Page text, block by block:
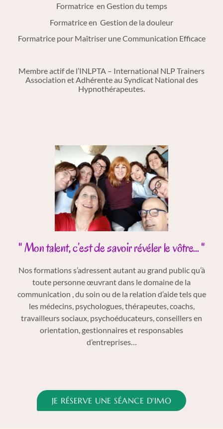
Formatrice en Gestion du temps
Formatrice en Gestion de la douleur
Formatrice pour Maîtriser une Communication Efficace
Membre actif de l’INLPTA – International NLP Trainers
Association et Adhérente au Syndicat National des
Hypnothérapeutes.
" Mon talent, c’est de savoir révéler le vôtre... "
Nos formations s’adressent autant au grand public qu’à
toute personne œuvrant dans le domaine de la
communication , du soin ou de la relation d’aide tels que
les médecins, psychologues, thérapeutes, coachs,
travailleurs sociaux, psychoéducateurs, conseillers en
orientation, gestionnaires et responsables
d’entreprises…
JE RÉSERVE UNE SÉANCE D'IMO